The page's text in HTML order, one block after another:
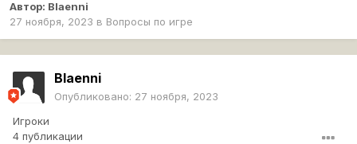
Автор: Blaenni
27 ноября, 2023 в Вопросы по игре
Blaenni
Опубликовано: 27 ноября, 2023
Игроки
4 публикации